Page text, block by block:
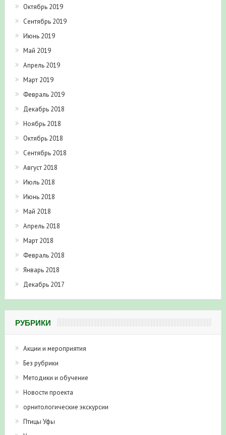
Октябрь 2019
Сентябрь 2019
Июнь 2019
Май 2019
Апрель 2019
Март 2019
Февраль 2019
Декабрь 2018
Ноябрь 2018
Октябрь 2018
Сентябрь 2018
Август 2018
Июль 2018
Июнь 2018
Май 2018
Апрель 2018
Март 2018
Февраль 2018
Январь 2018
Декабрь 2017
РУБРИКИ
Акции и мероприятия
Без рубрики
Методики и обучение
Новости проекта
орнитологические экскурсии
Птицы Уфы